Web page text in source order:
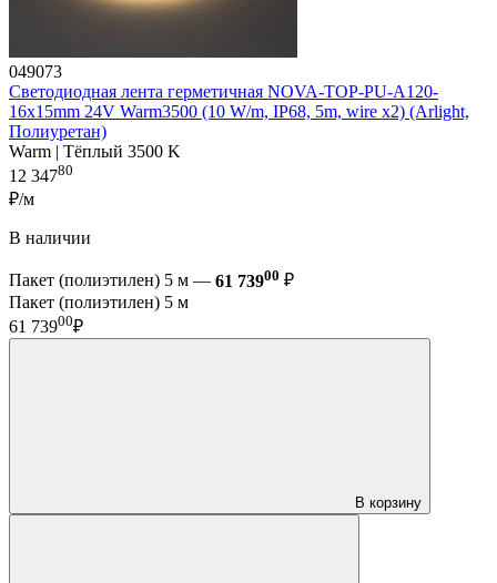
049073
Светодиодная лента герметичная NOVA-TOP-PU-A120-
16x15mm 24V Warm3500 (10 W/m, IP68, 5m, wire x2) (Arlight,
Полиуретан)
Warm | Тёплый 3500 K
12 34780
₽/м
В наличии
Пакет (полиэтилен) 5 м — 61 73900 ₽
Пакет (полиэтилен) 5 м
61 73900₽
В корзину